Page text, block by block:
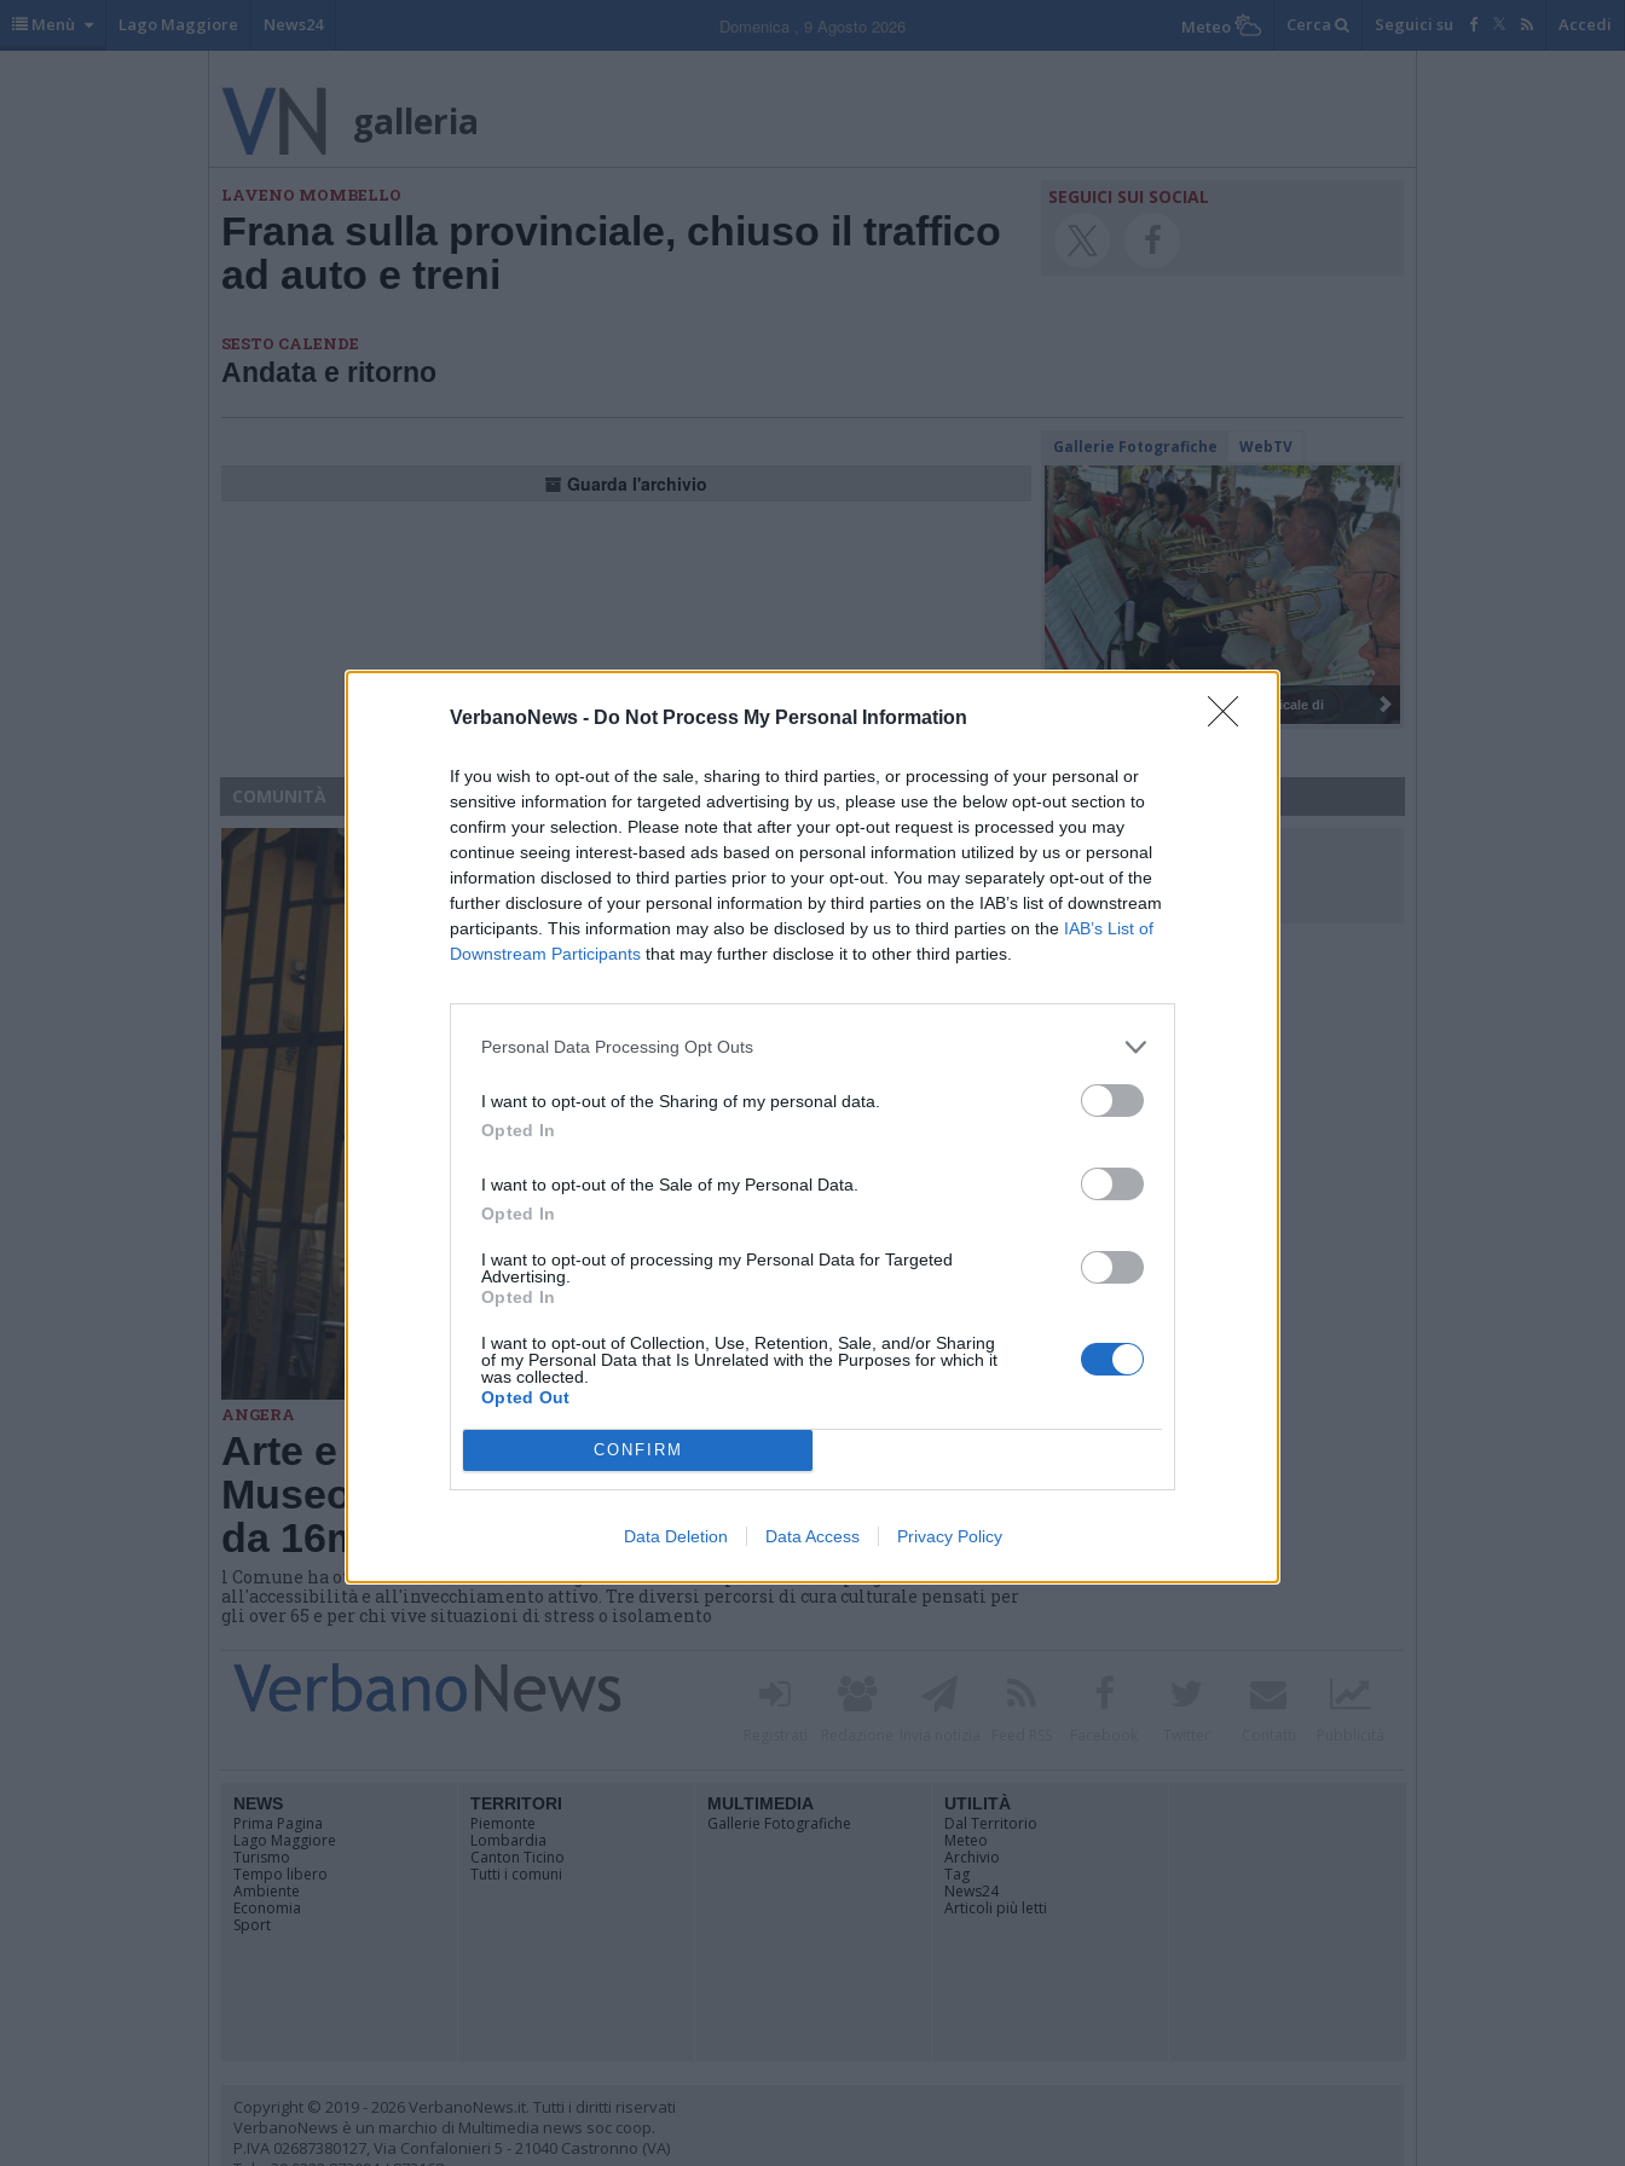
VerbanoNews - Do Not Process My Personal Information
If you wish to opt-out of the sale, sharing to third parties, or processing of your personal or
sensitive information for targeted advertising by us, please use the below opt-out section to
confirm your selection. Please note that after your opt-out request is processed you may
continue seeing interest-based ads based on personal information utilized by us or personal
information disclosed to third parties prior to your opt-out. You may separately opt-out of the
further disclosure of your personal information by third parties on the IAB’s list of downstream
participants. This information may also be disclosed by us to third parties on the IAB’s List of
Downstream Participants that may further disclose it to other third parties.
Personal Data Processing Opt Outs
I want to opt-out of the Sharing of my personal data.
Opted In
I want to opt-out of the Sale of my Personal Data.
Opted In
I want to opt-out of processing my Personal Data for Targeted
Advertising.
Opted In
I want to opt-out of Collection, Use, Retention, Sale, and/or Sharing
of my Personal Data that Is Unrelated with the Purposes for which it
was collected.
Opted Out
CONFIRM
Data Deletion Data Access Privacy Policy
Menù Lago Maggiore News24 Domenica , 9 Agosto 2026 Meteo Cerca Seguici su Accedi
galleria
LAVENO MOMBELLO
Frana sulla provinciale, chiuso il traffico
ad auto e treni
SEGUICI SUI SOCIAL
SESTO CALENDE
Andata e ritorno
Guarda l'archivio
Gallerie Fotografiche WebTV
I 100 anni del Corpo Musicale di
COMUNITÀ
ANGERA
Arte e benessere nei nuovi percorsi del
Museo di Angera grazie a un contributo
da 16mila euro
l Comune ha ottenuto un contributo da Regione Lombardia per avviare il progetto dedicato
all'accessibilità e all'invecchiamento attivo. Tre diversi percorsi di cura culturale pensati per
gli over 65 e per chi vive situazioni di stress o isolamento
SEGUICI SUI SOCIAL
NEWS
Prima Pagina
Lago Maggiore
Turismo
Tempo libero
Ambiente
Economia
Sport
TERRITORI
Piemonte
Lombardia
Canton Ticino
Tutti i comuni
MULTIMEDIA
Gallerie Fotografiche
UTILITÀ
Dal Territorio
Meteo
Archivio
Tag
News24
Articoli più letti
Copyright © 2019 - 2026 VerbanoNews.it. Tutti i diritti riservati
VerbanoNews è un marchio di Multimedia news soc coop.
P.IVA 02687380127, Via Confalonieri 5 - 21040 Castronno (VA)